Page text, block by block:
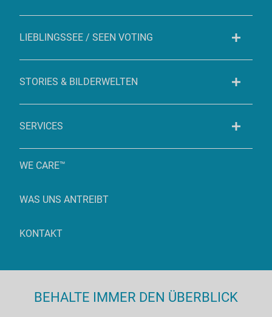
LIEBLINGSSEE / SEEN VOTING
STORIES & BILDERWELTEN
SERVICES
WE CARE™
WAS UNS ANTREIBT
KONTAKT
BEHALTE IMMER DEN ÜBERBLICK